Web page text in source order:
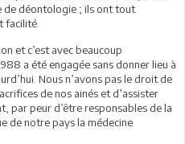
de déontologie ; ils ont tout
facilité.
et c’est avec beaucoup
a été engagée sans donner lieu à
Nous n’avons pas le droit de
de nos ainés et d’assister
par peur d’être responsables de la
de notre pays la médecine